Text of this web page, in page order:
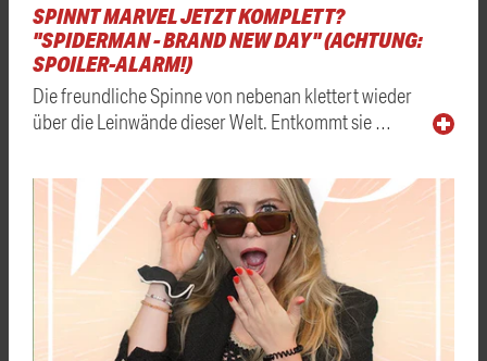
SPINNT MARVEL JETZT KOMPLETT?
"SPIDERMAN - BRAND NEW DAY" (ACHTUNG:
SPOILER-ALARM!)
Die freundliche Spinne von nebenan klettert wieder
über die Leinwände dieser Welt. Entkommt sie …